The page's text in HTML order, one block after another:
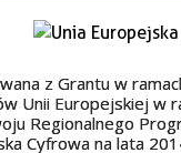
z Grantu w
Unii Europejskiej w
Regionalnego
Cyfrowa na lata